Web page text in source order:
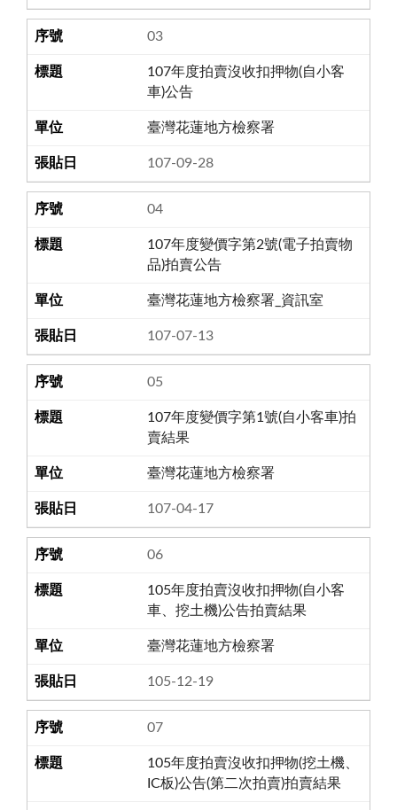
03
107年度拍賣沒收扣押物(自小客
車)公告
臺灣花蓮地方檢察署
107-09-28
04
107年度變價字第2號(電子拍賣物
品)拍賣公告
臺灣花蓮地方檢察署_資訊室
107-07-13
05
107年度變價字第1號(自小客車)拍
賣結果
臺灣花蓮地方檢察署
107-04-17
06
105年度拍賣沒收扣押物(自小客
車、挖土機)公告拍賣結果
臺灣花蓮地方檢察署
105-12-19
07
105年度拍賣沒收扣押物(挖土機、
IC板)公告(第二次拍賣)拍賣結果